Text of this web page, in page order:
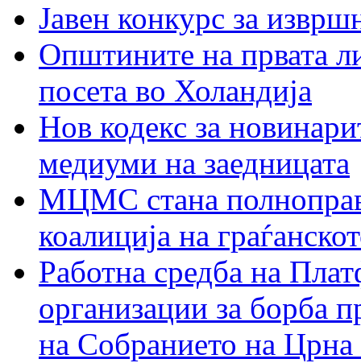
Јавен конкурс за
Општините на првата
посета во Холандија
Нов кодекс за
медиуми на заедницата
МЦМС стана
коалиција на
Работна средба на
организации за борба
на Собранието на Црна